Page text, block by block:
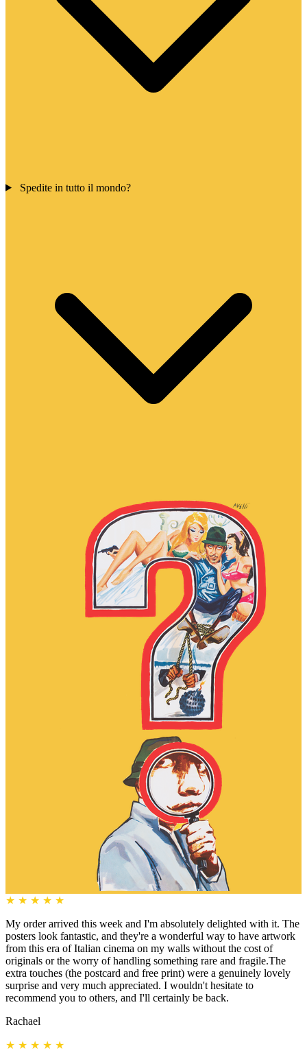
Spedite in tutto il mondo?
★ ★ ★ ★ ★
My order arrived this week and I'm absolutely delighted with it. The
posters look fantastic, and they're a wonderful way to have artwork
from this era of Italian cinema on my walls without the cost of
originals or the worry of handling something rare and fragile.The
extra touches (the postcard and free print) were a genuinely lovely
surprise and very much appreciated. I wouldn't hesitate to
recommend you to others, and I'll certainly be back.
Rachael
★ ★ ★ ★ ★